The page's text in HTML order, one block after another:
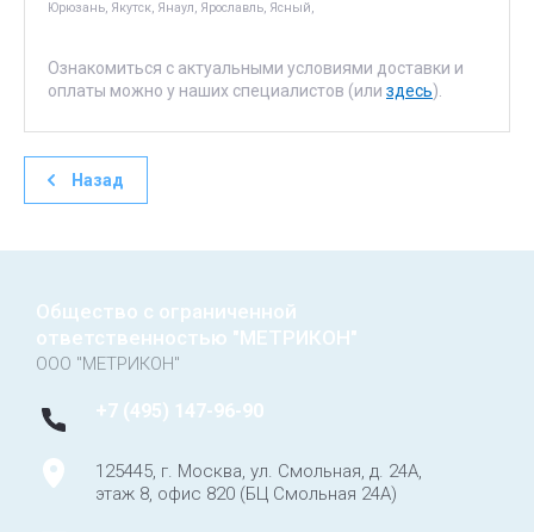
Юрюзань, Якутск, Янаул, Ярославль, Ясный,
Ознакомиться с актуальными условиями доставки и
оплаты можно у наших специалистов (или здесь).
Назад
Общество с ограниченной
ответственностью "МЕТРИКОН"
ООО "МЕТРИКОН"
+7 (495) 147-96-90
125445, г. Москва, ул. Смольная, д. 24А,
этаж 8, офис 820 (БЦ Смольная 24А)